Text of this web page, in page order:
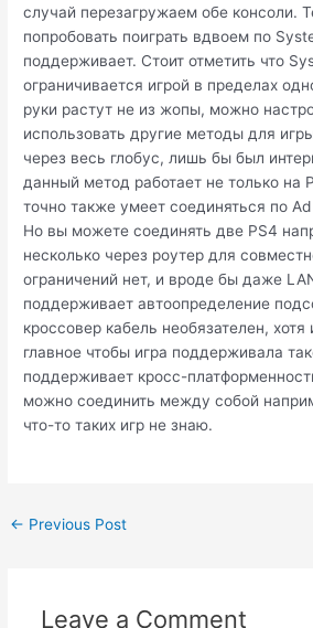
случай перезагружаем обе консоли.
попробовать поиграть вдвоем по
поддерживает. Стоит отметить что
ограничивается игрой в пределах
руки растут не из жопы, можно
использовать другие методы для
через весь глобус, лишь бы был
данный метод работает не только на
точно также умеет соединяться по
Но вы можете соединять две PS4
несколько через роутер для
ограничений нет, и вроде бы даже
поддерживает автоопределение
кроссовер кабель необязателен, хотя
главное чтобы игра поддерживала
поддерживает кросс-
можно соединить между собой
что-то таких игр не знаю.
Post
← Previous Post
Leave a Comment